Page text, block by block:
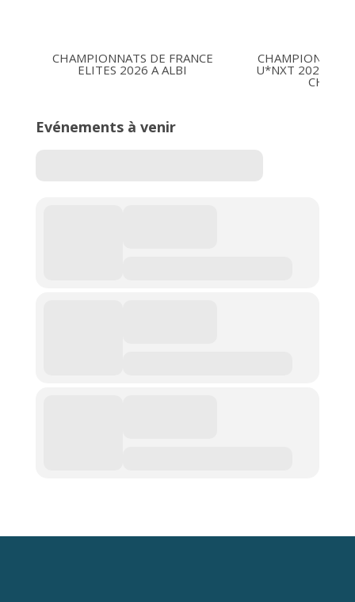
CHAMPIONNATS DE FRANCE
ELITES 2026 A ALBI
CHAMPIONNATS
U*NXT 2026 16-
Evénements à venir